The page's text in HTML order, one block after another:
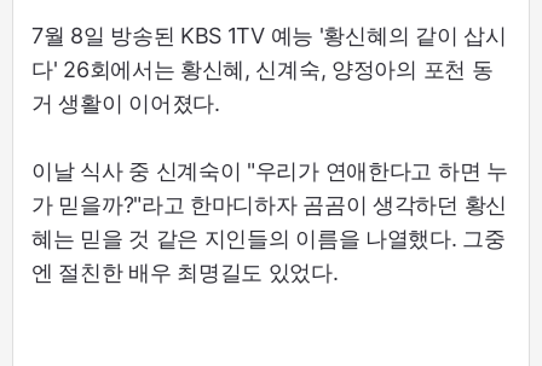
7월 8일 방송된 KBS 1TV 예능 '황신혜의 같이 삽시
다' 26회에서는 황신혜, 신계숙, 양정아의 포천 동
거 생활이 이어졌다.
이날 식사 중 신계숙이 "우리가 연애한다고 하면 누
가 믿을까?"라고 한마디하자 곰곰이 생각하던 황신
혜는 믿을 것 같은 지인들의 이름을 나열했다. 그중
엔 절친한 배우 최명길도 있었다.